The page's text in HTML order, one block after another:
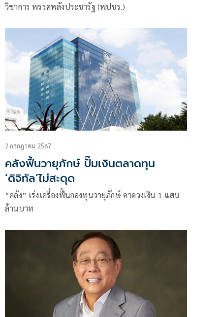
วิชาการ พรรคพลังประชารัฐ (พปชร.)
2 กรกฎาคม 2567
คลังฟื้นวายุภักษ์ ปั๊มเงินตลาดทุน
‘ดิจิทัล’ไม่สะดุด
“คลัง” เร่งเครื่องฟื้นกองทุนวายุภักษ์ คาดวงเงิน 1 แสน
ล้านบาท